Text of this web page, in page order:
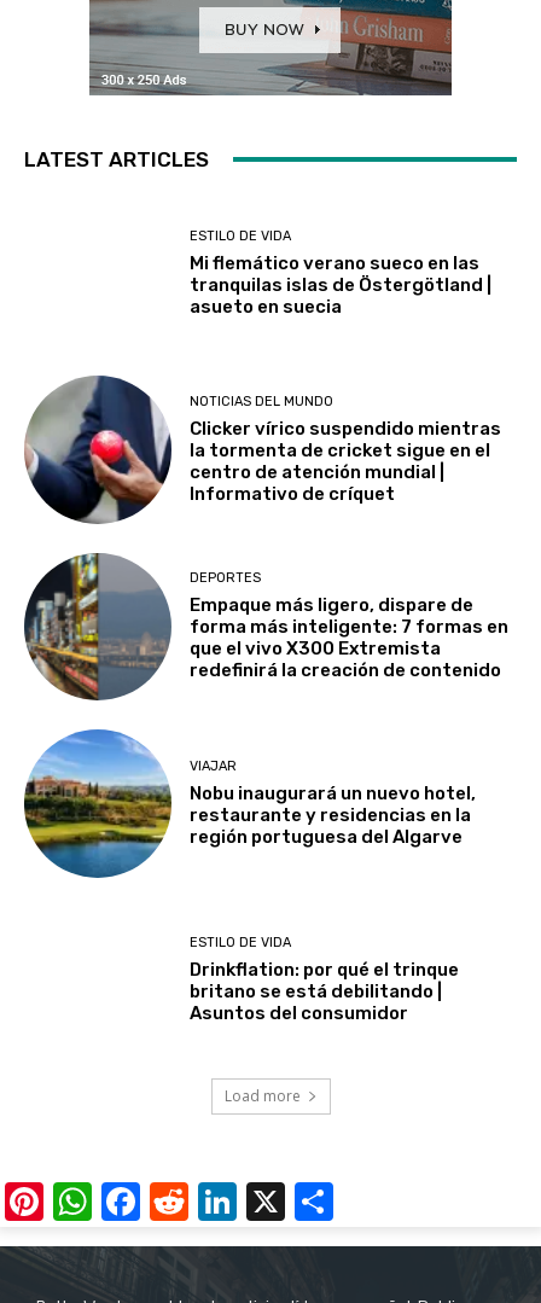
LATEST ARTICLES
ESTILO DE VIDA
Mi flemático verano sueco en las
tranquilas islas de Östergötland |
asueto en suecia
NOTICIAS DEL MUNDO
Clicker vírico suspendido mientras
la tormenta de cricket sigue en el
centro de atención mundial |
Informativo de críquet
DEPORTES
Empaque más ligero, dispare de
forma más inteligente: 7 formas en
que el vivo X300 Extremista
redefinirá la creación de contenido
VIAJAR
Nobu inaugurará un nuevo hotel,
restaurante y residencias en la
región portuguesa del Algarve
ESTILO DE VIDA
Drinkflation: por qué el trinque
britano se está debilitando |
Asuntos del consumidor
Load more
Pinterest
WhatsApp
Facebook
RedditLinkedIn
X